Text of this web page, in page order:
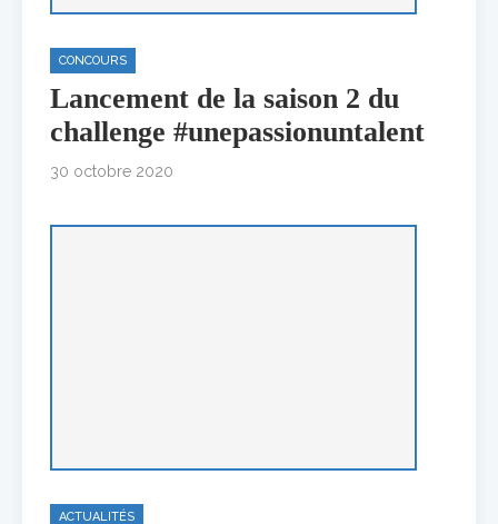
CONCOURS
Lancement de la saison 2 du
challenge #unepassionuntalent
30 octobre 2020
ACTUALITÉS